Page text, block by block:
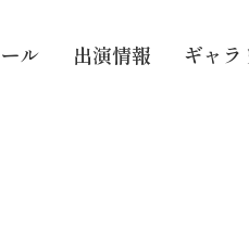
ル 出演情報 ギャラ